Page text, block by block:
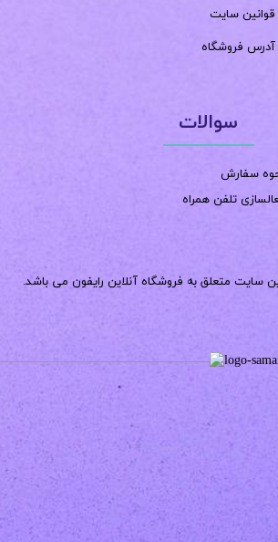
سوالات
سفارش
تلفن همراه
سایت متعلق به فروشگاه آنلاین رایفون می باشد.
قوانین سایت
آدرس فروشگاه